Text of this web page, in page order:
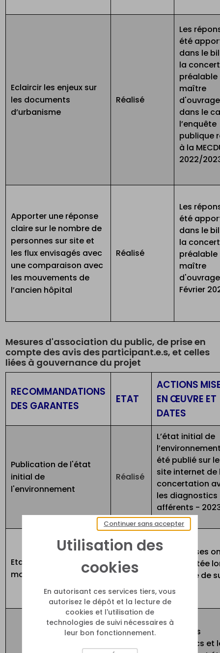
Eclaircir les enjeux sur
les documents
d’urbanisme
Réalisé
Les
été
dans le
la
préalable
maître
dans le
l’enquête
publique
à la
2022/
Apporter une réponse
claire sur le nombre de
personnes sur site et
les flux envisagés avec
une comparaison avec
les mouvements de
l’ancien hôpital
Réalisé
Les
été
dans le
la
préalable
maître
Février
Mesures d'association du public, de prise en
compte des avis des participant.e.s, et celles
liées à gouvernance du projet
RECOMMANDATIONS
DES GARANTES
ETAT
ACTIONS
EN ŒUVRE ET
DATES
Publication de l'état
initial de
l'environnement
Réalisé
L’état initial de
été publié sur le
site internet de
concertation
les diagnostics
afférents -
Etablir un plan de
mobilité
Réalisé
Les réponses
été apportée
du Comité de
n°3
La liste des
diagnostics et
Utilisation des
cookies
En autorisant ces services tiers, vous
autorisez le dépôt et la lecture de
cookies et l'utilisation de
technologies de suivi nécessaires à
leur bon fonctionnement.
Continuer sans accepter